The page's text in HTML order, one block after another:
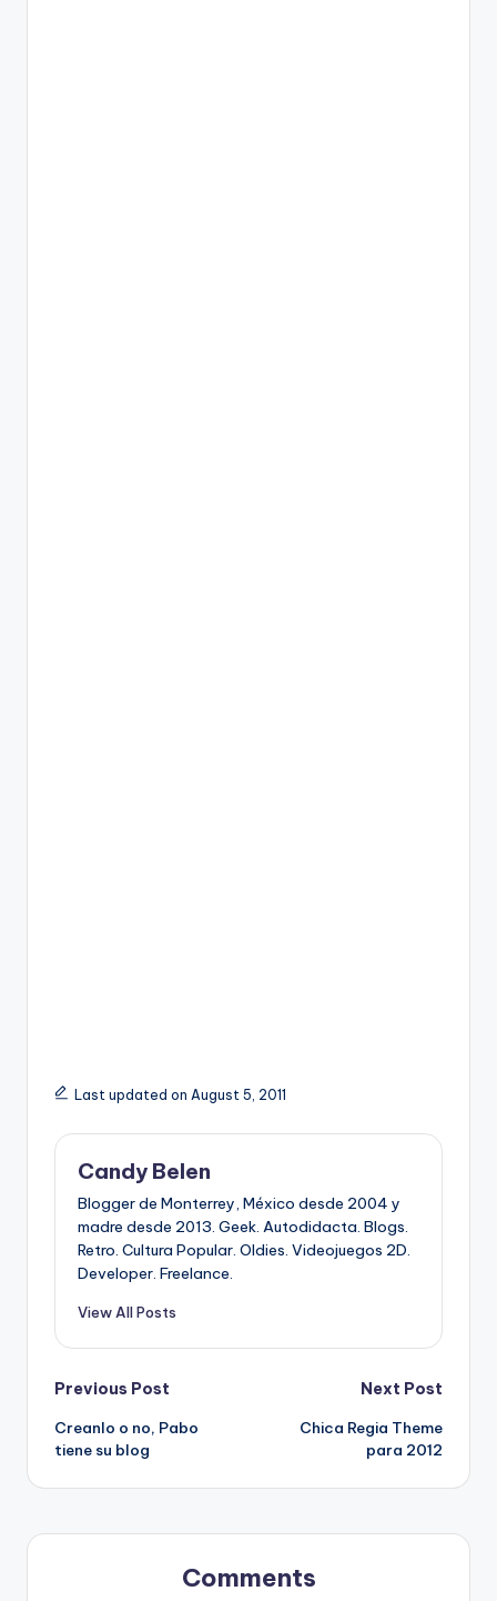
Last updated on August 5, 2011
Candy Belen
Blogger de Monterrey, México desde 2004 y
madre desde 2013. Geek. Autodidacta. Blogs.
Retro. Cultura Popular. Oldies. Videojuegos 2D.
Developer. Freelance.
View All Posts
Post
navigation
Previous Post
Creanlo o no, Pabo
tiene su blog
Next Post
Chica Regia Theme
para 2012
Comments